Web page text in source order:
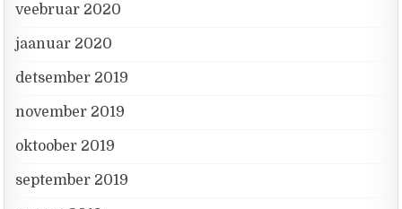
veebruar 2020
jaanuar 2020
detsember 2019
november 2019
oktoober 2019
september 2019